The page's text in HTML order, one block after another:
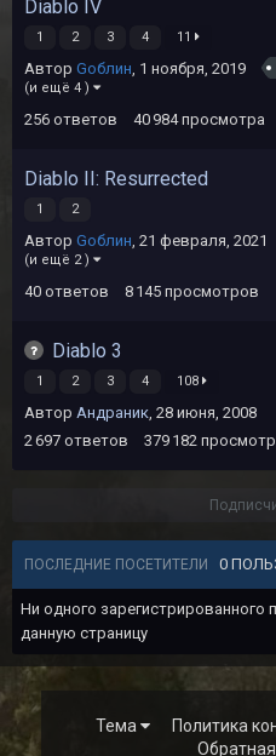
Diablo IV
1 2 3 4 11
Автор Gоблин, 1 ноября, 2019
(и ещё 4 )
256 ответов 40 984 просмотра
Diablo II: Resurrected
1 2
Автор Gоблин, 21 февраля, 2021
(и ещё 2 )
40 ответов 8 145 просмотров
Diablo 3
1 2 3 4 108
Автор Андраник, 28 июня, 2008
2 697 ответов 379 182
ПОСЛЕДНИЕ ПОСЕТИТЕЛИ 0
Ни одного зарегистрированного
данную страницу
Тема
Политика